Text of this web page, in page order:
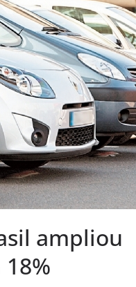
ampliou